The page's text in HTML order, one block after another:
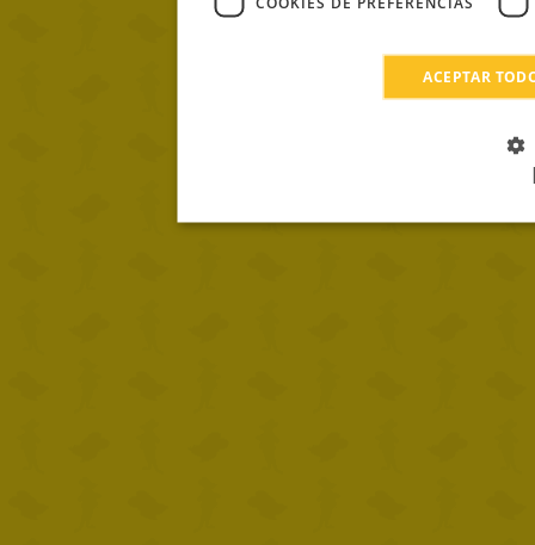
ACEPTAR